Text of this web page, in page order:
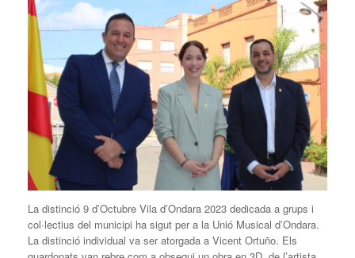
La distinció 9 d’Octubre Vila d’Ondara 2023 dedicada a grups i
col·lectius del municipi ha sigut per a la Unió Musical d’Ondara.
La distinció individual va ser atorgada a Vicent Ortuño. Els